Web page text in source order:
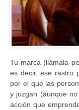
Tu marca (llámala
es decir, ese rastro
por el que las
y juzgan (aunque
acción que